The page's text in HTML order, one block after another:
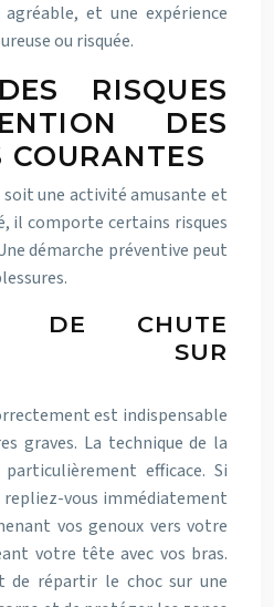
et une expérience
ou risquée.
RISQUES
DES
COURANTES
une activité amusante et
il comporte certains risques
démarche préventive peut
DE CHUTE
SUR
est indispensable
graves. La technique de la
efficace. Si
repliez-vous immédiatement
vos genoux vers votre
votre tête avec vos bras.
de répartir le choc sur une